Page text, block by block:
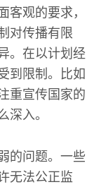
客观的要求，
对传播有限
。在以计划经
到限制。比如
重宣传国家的
深入。
的问题。一些
无法公正监